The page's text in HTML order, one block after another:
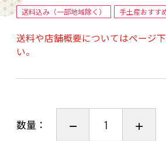
になります！
高知県産しょうが粉末を使用
ます！
噛めば噛むほど
送料込み（一部地域除く） 手土産おすす
送料や店舗概要についてはページ
い。
数量：